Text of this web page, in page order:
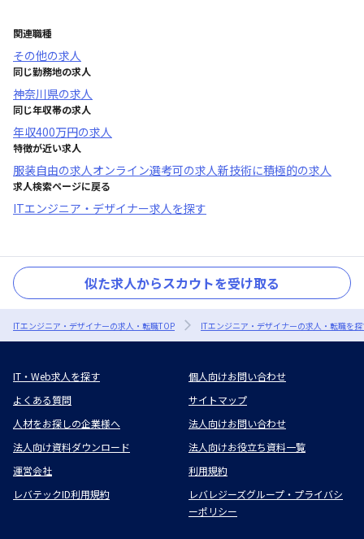
関連職種
その他の求人
同じ勤務地の求人
神奈川県の求人
同じ年収帯の求人
年収400万円の求人
特徴が近い求人
服装自由の求人オンライン選考可の求人新技術に積極的の求人
求人検索ページに戻る
ITエンジニア・デザイナー求人を探す
似た求人からスカウトを受け取る
ITエンジニア・デザイナーの求人・転職TOP ITエンジニア・デザイナーの求人・転職を
IT・Web求人を探す
個人向けお問い合わせ
よくある質問
サイトマップ
人材をお探しの企業様へ
法人向けお問い合わせ
法人向け資料ダウンロード
法人向けお役立ち資料一覧
運営会社
利用規約
レバテックID利用規約
レバレジーズグループ・プライバシ
ーポリシー